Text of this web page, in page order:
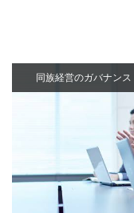
同族経営のガバナンス